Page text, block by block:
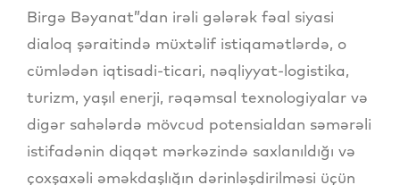
Birgə Bəyanat”dan irəli gələrək fəal siyasi
dialoq şəraitində müxtəlif istiqamətlərdə, o
cümlədən iqtisadi-ticari, nəqliyyat-logistika,
turizm, yaşıl enerji, rəqəmsal texnologiyalar və
digər sahələrdə mövcud potensialdan səmərəli
istifadənin diqqət mərkəzində saxlanıldığı və
çoxşaxəli əməkdaşlığın dərinləşdirilməsi üçün